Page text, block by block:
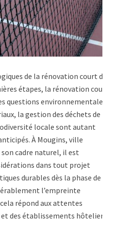
de la rénovation court de
étapes, la rénovation court
questions environnementales
la gestion des déchets de
locale sont autant
À Mougins, ville
cadre naturel, il est
dans tout projet
durables dès la phase de
l’empreinte
répond aux attentes
des établissements hôteliers